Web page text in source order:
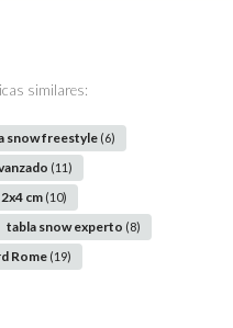
similares:
snow freestyle (6)
(11)
cm (10)
tabla snow experto (8)
Rome (19)